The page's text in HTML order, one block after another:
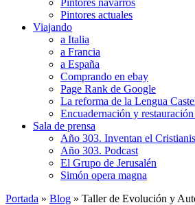
Pintores navarros
Pintores actuales
Viajando
a Italia
a Francia
a España
Comprando en ebay
Page Rank de Google
La reforma de la Lengua
Encuadernación y
Sala de prensa
Año 303. Inventan el
Año 303. Podcast
El Grupo de Jerusalén
Simón opera magna
Portada » Blog » Taller de Evolución y